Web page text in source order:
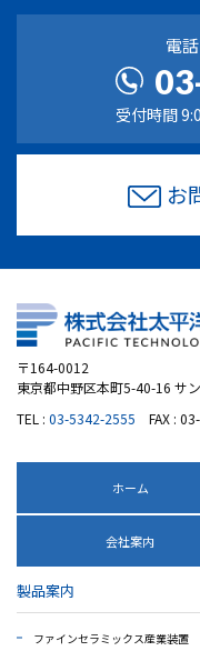
電
受付時間
お
〒164-0012
東京都中野区本町5-40-16 サ
TEL : 03-5342-2555 FAX :
ホーム
会社案内
製品案内
ファインセラミックス産業装置